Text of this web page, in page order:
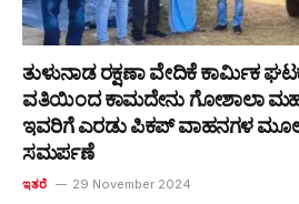
ತುಳುನಾಡ ರಕ್ಷಣಾ ವೇದಿಕೆ ಕಾರ್ಮಿಕ
ವತಿಯಿಂದ ಕಾಮದೇನು ಗೋಶಾಲಾ
ಇವರಿಗೆ ಎರಡು ಪಿಕಪ್ ವಾಹನಗಳ
ಸಮರ್ಪಣೆ
ಇತರೆ 29 November 2024